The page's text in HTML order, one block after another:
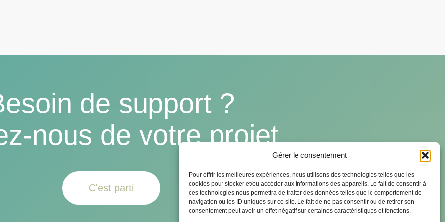
Gérer le consentement
Pour offrir les meilleures expériences, nous utilisons des technologies telles que les
cookies pour stocker et/ou accéder aux informations des appareils. Le fait de consentir à
ces technologies nous permettra de traiter des données telles que le comportement de
navigation ou les ID uniques sur ce site. Le fait de ne pas consentir ou de retirer son
consentement peut avoir un effet négatif sur certaines caractéristiques et fonctions.
de support ?
nous de votre projet
C'est parti